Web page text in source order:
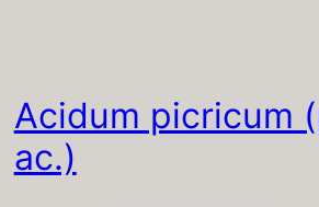
Acidum picricum
ac.)